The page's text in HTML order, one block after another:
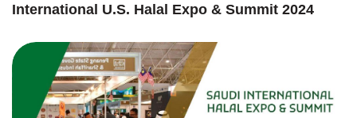
International U.S. Halal Expo & Summit 2024